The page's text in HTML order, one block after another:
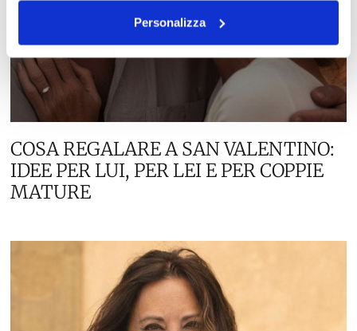
Personalizza
COSA REGALARE A SAN VALENTINO:
IDEE PER LUI, PER LEI E PER COPPIE
MATURE